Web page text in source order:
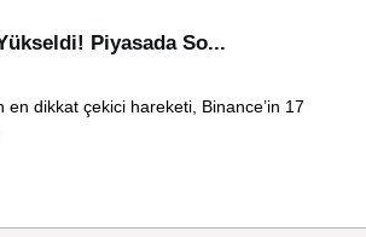
Piyasada So...
dikkat çekici hareketi, Binance’in 17